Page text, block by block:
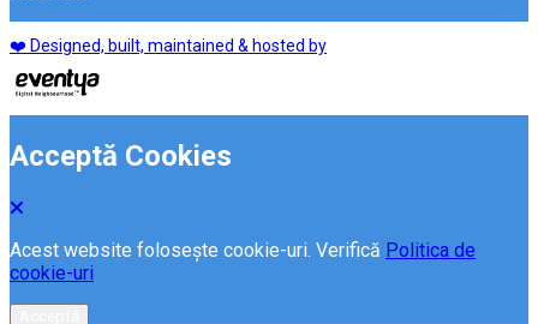
❤️ Designed, built, maintained & hosted by
Acceptă Cookies
Acest website folosește cookie-uri. Verifică Politica de
cookie-uri